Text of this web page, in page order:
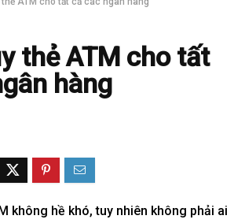
thẻ ATM cho tất
hàng
không hề khó, tuy nhiên không phải ai